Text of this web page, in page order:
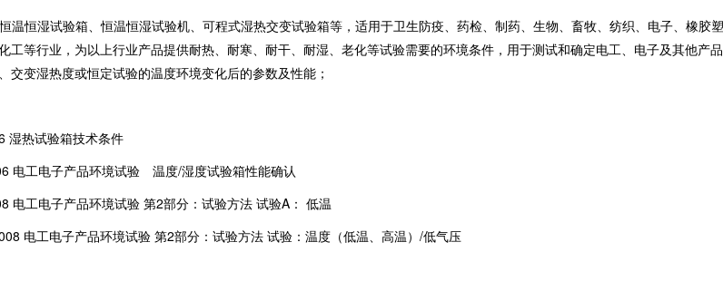
温恒湿试验箱、恒温恒湿试验机、可程式湿热交变试验箱等，适用于卫生防疫、药检、制药、生物、畜牧、纺织、电子、橡胶
工等行业，为以上行业产品提供耐热、耐寒、耐干、耐湿、老化等试验需要的环境条件，用于测试和确定电工、电子及其他产
交变湿热度或恒定试验的温度环境变化后的参数及性能；
湿热试验箱技术条件
电工电子产品环境试验 温度/湿度试验箱性能确认
电工电子产品环境试验 第2部分：试验方法 试验A： 低温
电工电子产品环境试验 第2部分：试验方法 试验：温度（低温、高温）/低气压